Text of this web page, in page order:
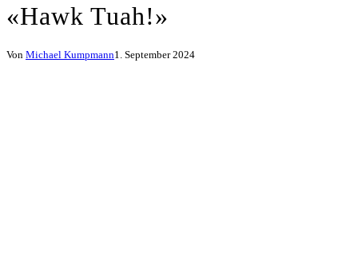
«Hawk Tuah!»
Von Michael Kumpmann1. September 2024